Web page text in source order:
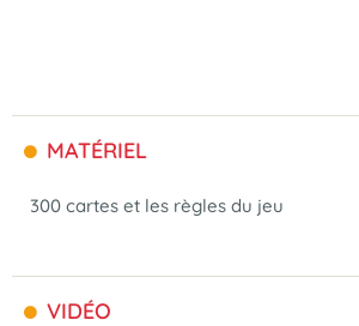
MATÉRIEL
300 cartes et les règles du jeu
VIDÉO